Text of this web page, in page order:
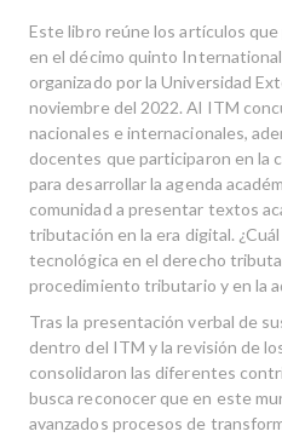
Este libro reúne los artículos
en el décimo quinto
organizado por la Universidad
noviembre del 2022. Al ITM
nacionales e internacionales,
docentes que participaron en la
para desarrollar la agenda
comunidad a presentar textos
tributación en la era digital.
tecnológica en el derecho
procedimiento tributario y en la
Tras la presentación verbal de
dentro del ITM y la revisión de
consolidaron las diferentes
busca reconocer que en este
avanzados procesos de